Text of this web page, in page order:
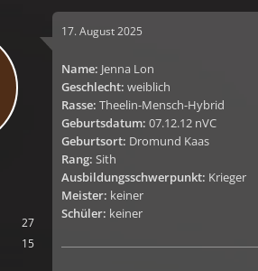
27
15
17. August 2025
Name: Jenna Lon
Geschlecht:weiblich
Rasse: Theelin-Mensch-Hybrid
Geburtsdatum:07.12.12 nVC
Geburtsort: Dromund Kaas
Rang:Sith
Ausbildungsschwerpunkt: Krieger
Meister: keiner
Schüler: keiner